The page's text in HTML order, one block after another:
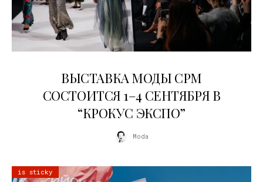
ВЫСТАВКА МОДЫ CPM
СОСТОИТСЯ 1–4 СЕНТЯБРЯ В
“КРОКУС ЭКСПО”
Moda
is sticky